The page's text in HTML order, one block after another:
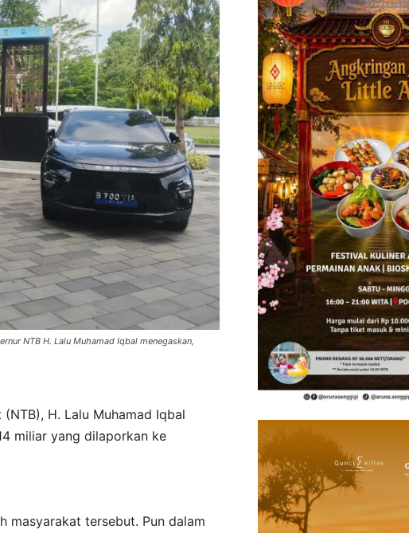
NTB H. Lalu Muhamad Iqbal menegaskan,
H. Lalu Muhamad Iqbal
miliar yang dilaporkan ke
masyarakat tersebut. Pun dalam